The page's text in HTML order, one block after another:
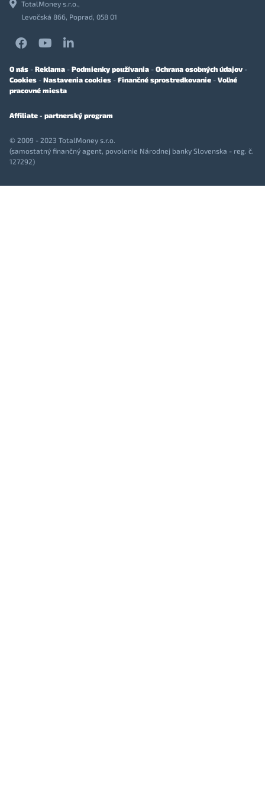
TotalMoney s.r.o.,
Levočská 866, Poprad, 058 01
O nás - Reklama - Podmienky používania - Ochrana osobných údajov -
Cookies - Nastavenia cookies - Finančné sprostredkovanie - Voľné
pracovné miesta
Affiliate - partnerský program
© 2009 - 2023 TotalMoney s.r.o.
(samostatný finančný agent, povolenie Národnej banky Slovenska - reg. č.
127292)